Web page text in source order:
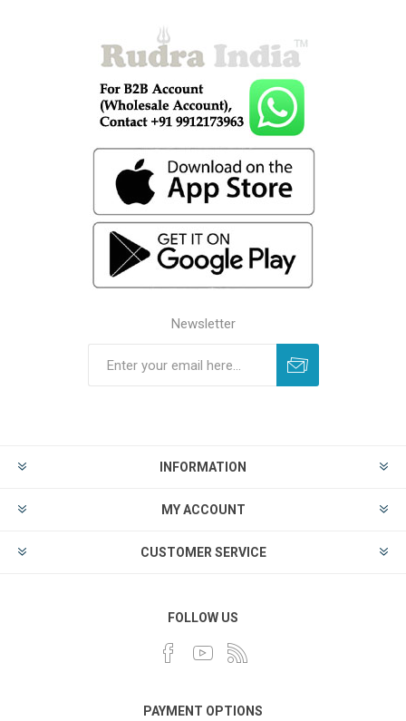
Newsletter
INFORMATION
MY ACCOUNT
CUSTOMER SERVICE
FOLLOW US
PAYMENT OPTIONS